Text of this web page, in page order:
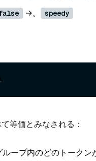
→。 speedy
等価とみなされる：
ループ内のどのトークン